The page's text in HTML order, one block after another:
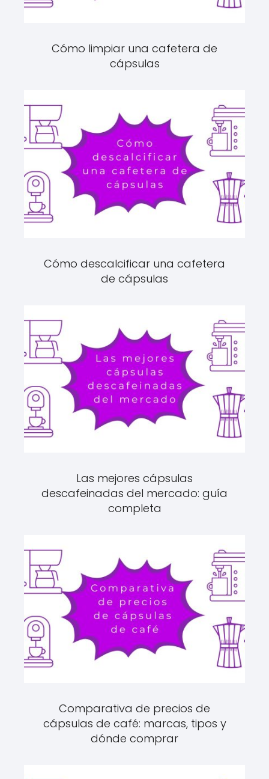
Cómo limpiar una cafetera de
cápsulas
Cómo descalcificar una cafetera
de cápsulas
Las mejores cápsulas
descafeinadas del mercado: guía
completa
Comparativa de precios de
cápsulas de café: marcas, tipos y
dónde comprar